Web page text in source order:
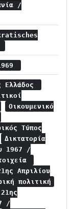
/
Ελλάδος
Οικουμενικό
Τύπος
Δικτατορία
1967 /
Απριλίου
πολιτική
/